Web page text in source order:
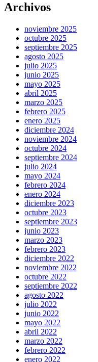
Archivos
noviembre 2025
octubre 2025
septiembre 2025
agosto 2025
julio 2025
junio 2025
mayo 2025
abril 2025
marzo 2025
febrero 2025
enero 2025
diciembre 2024
noviembre 2024
octubre 2024
septiembre 2024
julio 2024
mayo 2024
febrero 2024
enero 2024
diciembre 2023
octubre 2023
septiembre 2023
junio 2023
marzo 2023
febrero 2023
diciembre 2022
noviembre 2022
octubre 2022
septiembre 2022
agosto 2022
julio 2022
junio 2022
mayo 2022
abril 2022
marzo 2022
febrero 2022
enero 2022